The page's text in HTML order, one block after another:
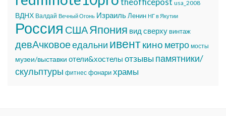
usa_2008
ВДНХ Валдай Вечный Огонь Израиль Ленин НГ в Якутии
Россия СШАЯпония вид сверху винтаж
девАчковоеедальни ивенткино метро мосты
музеи/выставки отели&хостелы отзывы памятники/
скульптуры фитнес фонарихрамы